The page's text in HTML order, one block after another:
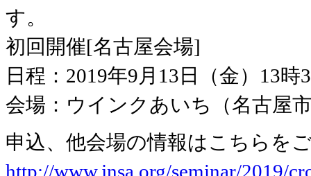
す。
初回開催[名古屋会場]
日程：2019年9月13日（金）13時
会場：ウインクあいち（名古屋
申込、他会場の情報はこちらを
http://www.jnsa.org/seminar/2019/